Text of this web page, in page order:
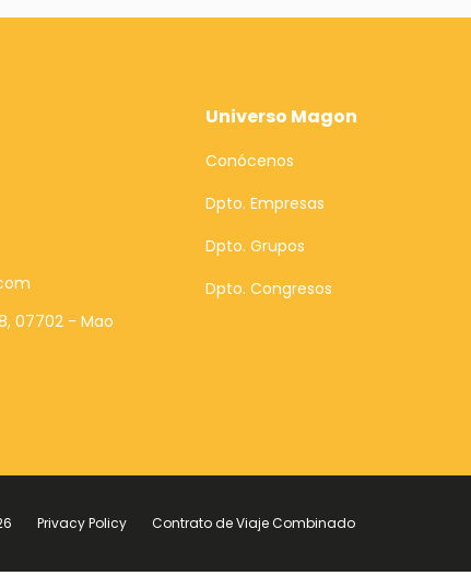
, 07702 - Mao
Universo Magon
Conócenos
Dpto. Empresas
Dpto. Grupos
Dpto. Congresos
Privacy Policy Contrato de Viaje Combinado